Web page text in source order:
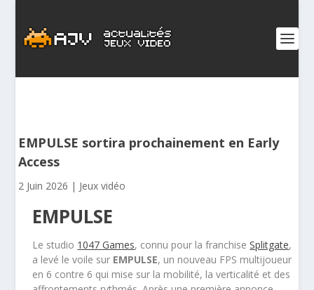
EMPULSE sortira prochainement en Early
Access
2 Juin 2026 | Jeux vidéo
EMPULSE
Le studio 1047 Games, connu pour la franchiseSplitgate,
a levé le voile sur EMPULSE, un nouveau FPS multijoueur
en 6 contre 6 qui mise sur la mobilité, la verticalité et des